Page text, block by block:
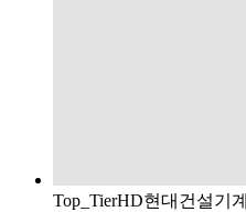
Top_TierHD현대건설기계